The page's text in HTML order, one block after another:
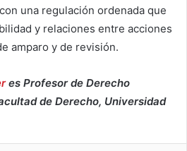
una regulación ordenada que
y relaciones entre acciones
amparo y de revisión.
es Profesor de Derecho
de Derecho, Universidad